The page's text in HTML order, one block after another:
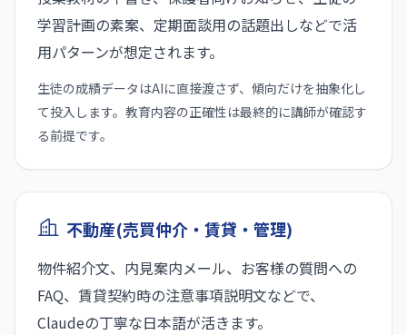
学習計画の素案、定期面談用の話題出しなどで活
用パターンが想定されます。
生徒の成績データはAIに直接渡さず、傾向だけを抽象化し
て投入します。教育内容の正確性は最終的に講師が確認す
る前提です。
不動産(売買仲介・賃貸・管理)
物件紹介文、内見案内メール、お客様の質問への
FAQ、賃貸契約時の注意事項説明文などで、
Claudeの丁寧な日本語が活きます。